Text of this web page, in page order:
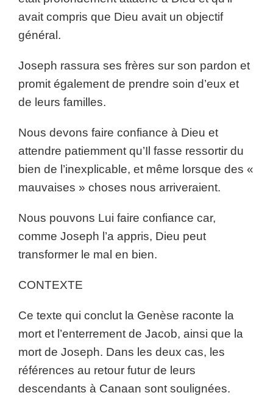
avait compris que Dieu avait un objectif
général.
Joseph rassura ses frères sur son pardon et
promit également de prendre soin d’eux et
de leurs familles.
Nous devons faire confiance à Dieu et
attendre patiemment qu’Il fasse ressortir du
bien de l’inexplicable, et même lorsque des «
mauvaises » choses nous arriveraient.
Nous pouvons Lui faire confiance car,
comme Joseph l’a appris, Dieu peut
transformer le mal en bien.
CONTEXTE
Ce texte qui conclut la Genèse raconte la
mort et l’enterrement de Jacob, ainsi que la
mort de Joseph. Dans les deux cas, les
références au retour futur de leurs
descendants à Canaan sont soulignées.